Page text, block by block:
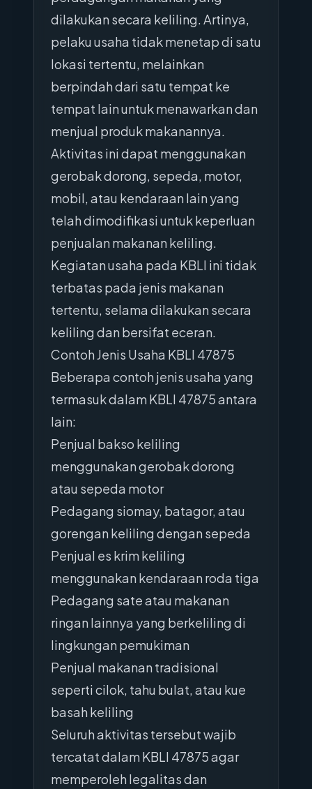
dilakukan secara keliling. Artinya,
pelaku usaha tidak menetap di satu
lokasi tertentu, melainkan
berpindah dari satu tempat ke
tempat lain untuk menawarkan dan
menjual produk makanannya.
Aktivitas ini dapat menggunakan
gerobak dorong, sepeda, motor,
mobil, atau kendaraan lain yang
telah dimodifikasi untuk keperluan
penjualan makanan keliling.
Kegiatan usaha pada KBLI ini tidak
terbatas pada jenis makanan
tertentu, selama dilakukan secara
keliling dan bersifat eceran.
Contoh Jenis Usaha KBLI 47875
Beberapa contoh jenis usaha yang
termasuk dalam KBLI 47875 antara
lain:
Penjual bakso keliling
menggunakan gerobak dorong
atau sepeda motor
Pedagang siomay, batagor, atau
gorengan keliling dengan sepeda
Penjual es krim keliling
menggunakan kendaraan roda tiga
Pedagang sate atau makanan
ringan lainnya yang berkeliling di
lingkungan pemukiman
Penjual makanan tradisional
seperti cilok, tahu bulat, atau kue
basah keliling
Seluruh aktivitas tersebut wajib
tercatat dalam KBLI 47875 agar
memperoleh legalitas dan